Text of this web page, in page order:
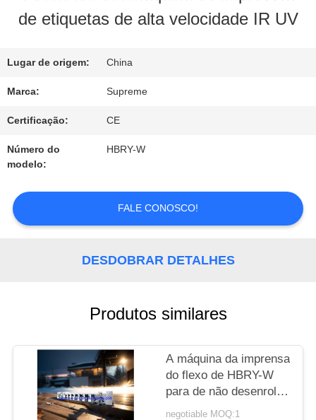
CONTROLE
DE
QUALIDADE
CONTACTE-
NOS
ORÇAMENTO
MAPA
de etiquetas de alta velocidade IR UV
Lugar de origem: China
Marca: Supreme
Certificação: CE
Número do
modelo:
HBRY-W
FALE CONOSCO!
DESDOBRAR DETALHES
Produtos similares
A máquina da imprensa
do flexo de HBRY-W
para de não desenrolar
e rebobinar a estação
negotiable MOQ:1